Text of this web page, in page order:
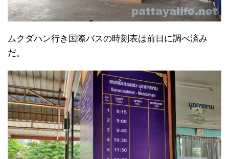
ムクダハン行き国際バスの時刻表は前日に調べ済み
だ。